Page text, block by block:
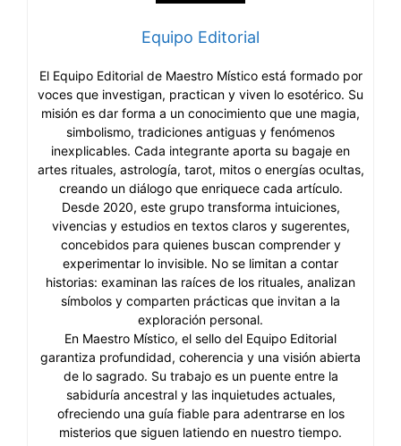
Equipo Editorial
El Equipo Editorial de Maestro Místico está formado por
voces que investigan, practican y viven lo esotérico. Su
misión es dar forma a un conocimiento que une magia,
simbolismo, tradiciones antiguas y fenómenos
inexplicables. Cada integrante aporta su bagaje en
artes rituales, astrología, tarot, mitos o energías ocultas,
creando un diálogo que enriquece cada artículo.
Desde 2020, este grupo transforma intuiciones,
vivencias y estudios en textos claros y sugerentes,
concebidos para quienes buscan comprender y
experimentar lo invisible. No se limitan a contar
historias: examinan las raíces de los rituales, analizan
símbolos y comparten prácticas que invitan a la
exploración personal.
En Maestro Místico, el sello del Equipo Editorial
garantiza profundidad, coherencia y una visión abierta
de lo sagrado. Su trabajo es un puente entre la
sabiduría ancestral y las inquietudes actuales,
ofreciendo una guía fiable para adentrarse en los
misterios que siguen latiendo en nuestro tiempo.